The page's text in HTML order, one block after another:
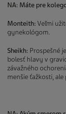
NA: Máte pre
Monteith: Veľmi
gynekológom.
Sheikh: Prospešné
bolesť hlavy v
závažného
menšie ťažkosti,